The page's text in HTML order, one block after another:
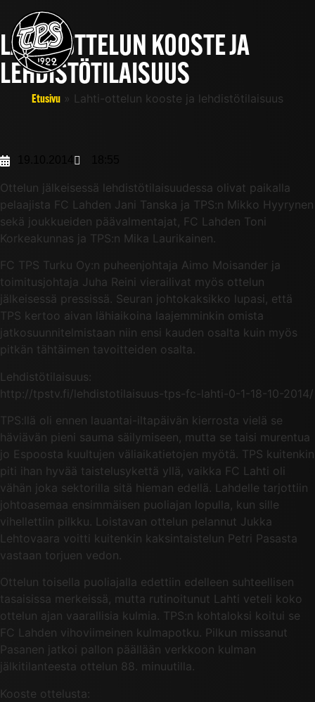
LAHTI-OTTELUN KOOSTE JA
LEHDISTÖTILAISUUS
Etusivu » Lahti-ottelun kooste ja lehdistötilaisuus
Ottelun jälkeisessä lehdistötilaisuudessa olivat paikalla
pelaajista FC Lahden Jani Tanska ja TPS:n Mikko Hyyrynen
sekä joukkueiden päävalmentajat, FC Lahden Toni
Korkeakunnas ja TPS:n Mika Laurikainen.
FC TPS Turku Oy:n puheenjohtaja Aimo Moisander ja
toimitusjohtaja Juha Reini vierailivat myös ottelun
jälkeisessä pressissä. Seuran johtokaksikko lupasi, että
TPS kertoo aivan lähiaikoina laajemminkin omista
jatkosuunnitelmistaan niin ensi kauden osalta kuin myös
pitkän tähtäimen tavoitteiden osalta.
Lehdistötilaisuus:
http://tpstv.fi/lehdistotilaisuus-tps-fc-lahti-0-1-18-10-2014/
TPS:llä oli ennen lauantai-iltapäivän kierrosta vielä se
häviävän pieni sauma säilymiseen, mutta se taisi murentua
jo Espoosta kuultujen väliaikatietojen myötä. TPS kuitenkin
piti ihan hyvää taistelusykettä yllä, vaikka FC Lahti oli
vähän joka sektorilla sitä hieman edellä. Lahdelle tarjottiin
johtoasemaa ensimmäisen puoliajan lopulla, kun sille
vihellettiin pilkku. Loistavan ottelun pelannut Jukka
Lehtovaara voitti kuitenkin kaksintaistelun Petri Pasasta
vastaan torjuen vedon.
Ottelun toisella puoliajalla edettiin edelleen suhteellisen
tasaisissa merkeissä, mutta rutinoitunut Lahti veteli koko
ottelun ajan vaarallisia kulmia. TPS:n kohtaloksi koitui se
FC Lahden vihoviimeinen kulmapotku. Pilkun missanut
Pasanen jatkoi pallon päällään verkkoon kulman
jälkitilanteesta ottelun 88. minuutilla.
Kooste ottelusta: